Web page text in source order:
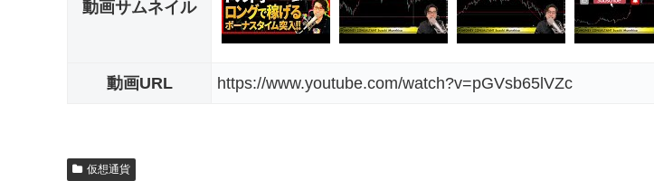
動画サムネイル
動画URL https://www.youtube.com/watch?v=pGVsb65lVZc
仮想通貨